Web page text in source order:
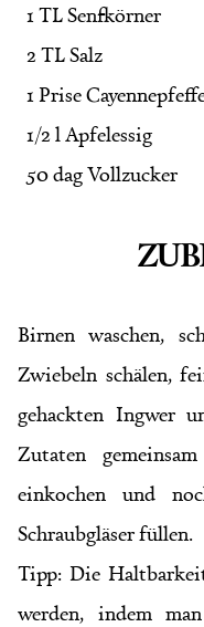
1 TL Senfkörner
2 TL Salz
1 Prise
1/2 l Apfelessig
50 dag Vollzucker
Birnen waschen,
Zwiebeln schälen,
gehackten Ingwer
Zutaten
einkochen und
Schraubgläser füllen.
Tipp: Die
werden, indem